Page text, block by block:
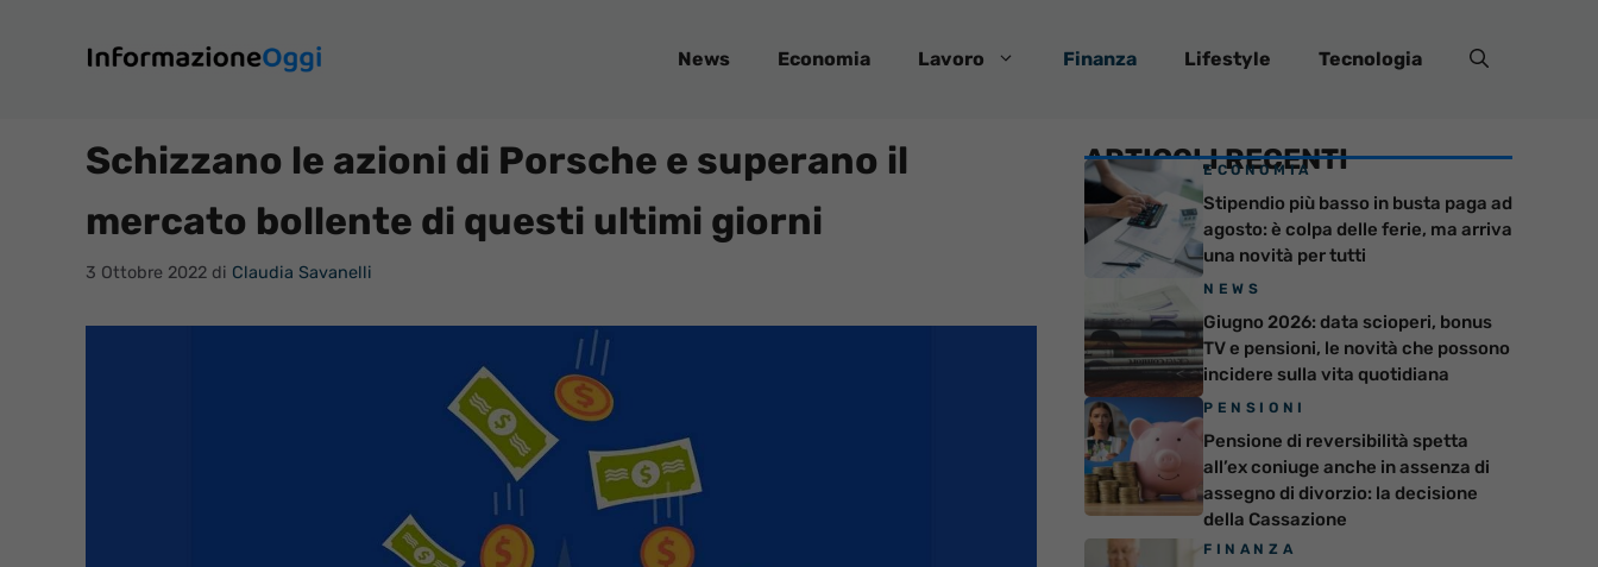
contenuto
News Economia Lavoro Finanza Lifestyle Tecnologia
Schizzano le azioni di Porsche e superano il
mercato bollente di questi ultimi giorni
3 Ottobre 2022 di Claudia Savanelli
ARTICOLI RECENTI
ECONOMIA
Stipendio più basso in busta paga ad
agosto: è colpa delle ferie, ma arriva
una novità per tutti
NEWS
Giugno 2026: data scioperi, bonus
TV e pensioni, le novità che possono
incidere sulla vita quotidiana
PENSIONI
Pensione di reversibilità spetta
all’ex coniuge anche in assenza di
assegno di divorzio: la decisione
della Cassazione
FINANZA